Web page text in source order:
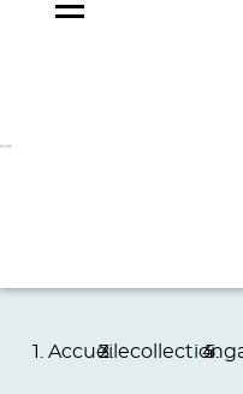
Accueil ecollection